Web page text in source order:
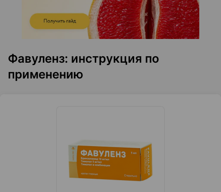
Фавуленз: инструкция по
применению